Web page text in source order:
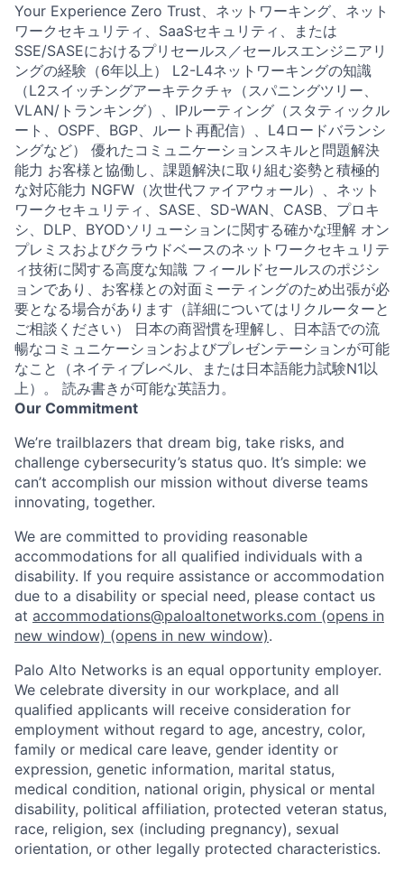
Your Experience Zero Trust、ネットワーキング、ネット
ワークセキュリティ、SaaSセキュリティ、または
SSE/SASEにおけるプリセールス／セールスエンジニアリ
ングの経験（6年以上） L2-L4ネットワーキングの知識
（L2スイッチングアーキテクチャ（スパニングツリー、
VLAN/トランキング）、IPルーティング（スタティックル
ート、OSPF、BGP、ルート再配信）、L4ロードバランシ
ングなど） 優れたコミュニケーションスキルと問題解決
能力 お客様と協働し、課題解決に取り組む姿勢と積極的
な対応能力 NGFW（次世代ファイアウォール）、ネット
ワークセキュリティ、SASE、SD-WAN、CASB、プロキ
シ、DLP、BYODソリューションに関する確かな理解 オン
プレミスおよびクラウドベースのネットワークセキュリテ
ィ技術に関する高度な知識 フィールドセールスのポジシ
ョンであり、お客様との対面ミーティングのため出張が必
要となる場合があります（詳細についてはリクルーターと
ご相談ください） 日本の商習慣を理解し、日本語での流
暢なコミュニケーションおよびプレゼンテーションが可能
なこと（ネイティブレベル、または日本語能力試験N1以
上）。 読み書きが可能な英語力。
Our Commitment
We’re trailblazers that dream big, take risks, and
challenge cybersecurity’s status quo. It’s simple: we
can’t accomplish our mission without diverse teams
innovating, together.
We are committed to providing reasonable
accommodations for all qualified individuals with a
disability. If you require assistance or accommodation
due to a disability or special need, please contact us
at accommodations@paloaltonetworks.com (opens in
new window) (opens in new window).
Palo Alto Networks is an equal opportunity employer.
We celebrate diversity in our workplace, and all
qualified applicants will receive consideration for
employment without regard to age, ancestry, color,
family or medical care leave, gender identity or
expression, genetic information, marital status,
medical condition, national origin, physical or mental
disability, political affiliation, protected veteran status,
race, religion, sex (including pregnancy), sexual
orientation, or other legally protected characteristics.